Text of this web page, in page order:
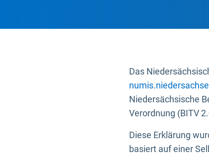
Das
Niedersächsische
Verordnung (BITV
Diese Erklärung
basiert auf einer